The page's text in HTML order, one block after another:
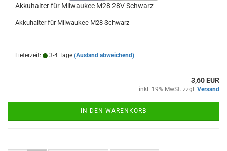
Akkuhalter für Milwaukee M28 28V Schwarz
Akkuhalter für Milwaukee M28 Schwarz
Lieferzeit: 3-4 Tage (Ausland abweichend)
3,60 EUR
inkl. 19% MwSt. zzgl. Versand
IN DEN WARENKORB